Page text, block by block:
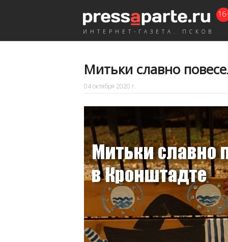
ИНТЕРНЕТ-ГАЗЕТА. ПСКОВ
Митьки славно
04 октября 2020 г.